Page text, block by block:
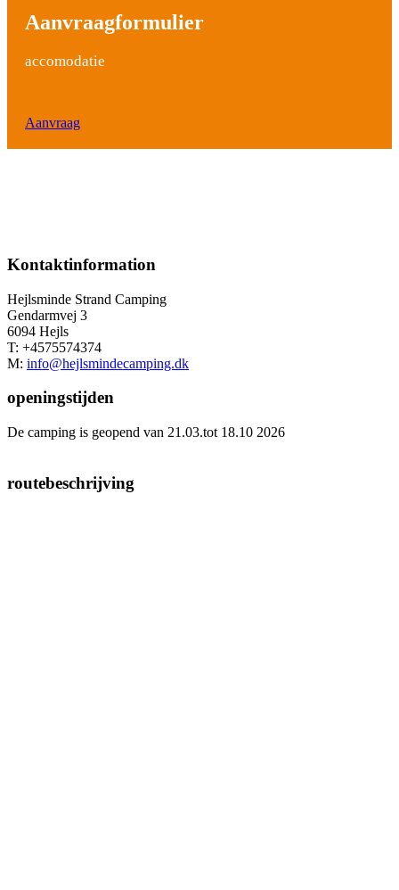
Aanvraagformulier
accomodatie
Aanvraag
Kontaktinformation
Hejlsminde Strand Camping
Gendarmvej 3
6094 Hejls
T: +4575574374
M: info@hejlsmindecamping.dk
openingstijden
De camping is geopend van 21.03.tot 18.10 2026
routebeschrijving